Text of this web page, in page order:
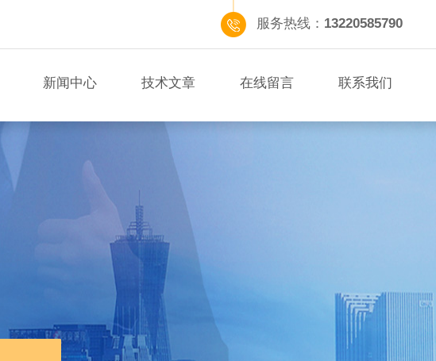
服务热线： 13220585790
新闻中心 技术文章 在线留言 联系我们